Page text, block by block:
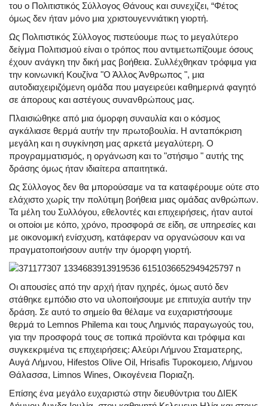
του ο Πολιτιστικός Σύλλογος Θάνους και συνεχίζει, “Φέτος
όμως δεν ήταν μόνο μια χριστουγεννιάτικη γιορτή.
Ως Πολιτιστικός Σύλλογος πιστεύουμε πως το μεγαλύτερο
δείγμα Πολιτισμού είναι ο τρόπος που αντιμετωπίζουμε όσους
έχουν ανάγκη την δική μας βοήθεια. Συλλέχθηκαν τρόφιμα για
την κοινωνική Κουζίνα "Ο Άλλος Άνθρωπος ", μια
αυτοδιαχειριζόμενη ομάδα που μαγειρεύει καθημερινά φαγητό
σε άπορους και αστέγους συνανθρώπους μας.
Πλαισιώθηκε από μια όμορφη συναυλία και ο κόσμος
αγκάλιασε θερμά αυτήν την πρωτοβουλία. Η ανταπόκριση
μεγάλη και η συγκίνηση μας αρκετά μεγαλύτερη. Ο
προγραμματισμός, η οργάνωση και το "στήσιμο " αυτής της
δράσης όμως ήταν ιδιαίτερα απαιτητικά.
Ως Σύλλογος δεν θα μπορούσαμε να τα καταφέρουμε ούτε στο
ελάχιστο χωρίς την πολύτιμη βοήθεια μιας ομάδας ανθρώπων.
Τα μέλη του Συλλόγου, εθελοντές και επιχειρήσεις, ήταν αυτοί
οι οποίοι με κόπο, χρόνο, προσφορά σε είδη, σε υπηρεσίες και
με οικονομική ενίσχυση, κατάφεραν να οργανώσουν και να
πραγματοποιήσουν αυτήν την όμορφη γιορτή.
Οι απουσίες από την αρχή ήταν ηχηρές, όμως αυτό δεν
στάθηκε εμπόδιο στο να υλοποιήσουμε με επιτυχία αυτήν την
δράση. Σε αυτό το σημείο θα θέλαμε να ευχαριστήσουμε
θερμά το Lemnos Philema και τους Λημνιός παραγωγούς του,
για την προσφορά τους σε τοπικά προϊόντα και τρόφιμα και
συγκεκριμένα τις επιχειρήσεις: Αλεύρι Λήμνου Σταματερης,
Αυγά Λήμνου, Hifestos Olive Oil, Hrisafis Τυροκομειο, Λήμνου
Θάλασσα, Limnos Wines, Οικογένεια Ποριαζη.
Επίσης ένα μεγάλο ευχαριστώ στην διευθύντρια του ΔΙΕΚ